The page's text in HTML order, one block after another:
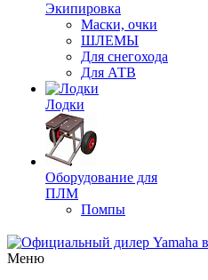
Экипировка
Маски, очки
ШЛЕМЫ
Для снегохода
Для АТВ
Лодки
Оборудование для
ПЛМ
Помпы
Меню